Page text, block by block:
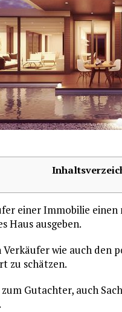
einer Immobilie
Haus ausgeben.
wie auch den
zu schätzen.
Gutachter, auch